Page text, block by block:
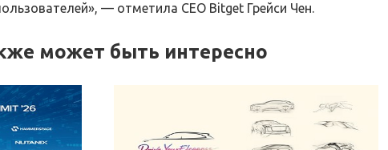
— отметила CEO Bitget Грейси Чен.
может быть интересно